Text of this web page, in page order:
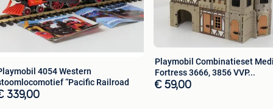
Vliegtuigmodellen, Scheepsmodellen en
Grootspoor.com, maar HobbyOutletShop.com richt
Daarnaast richt HobbyOutletShop.com zich ook op
4054 Western
“Pacific Railroad
339,00
Playmobil Combinatieset
Fortress 3666, 3856 VVP...
€ 59,00